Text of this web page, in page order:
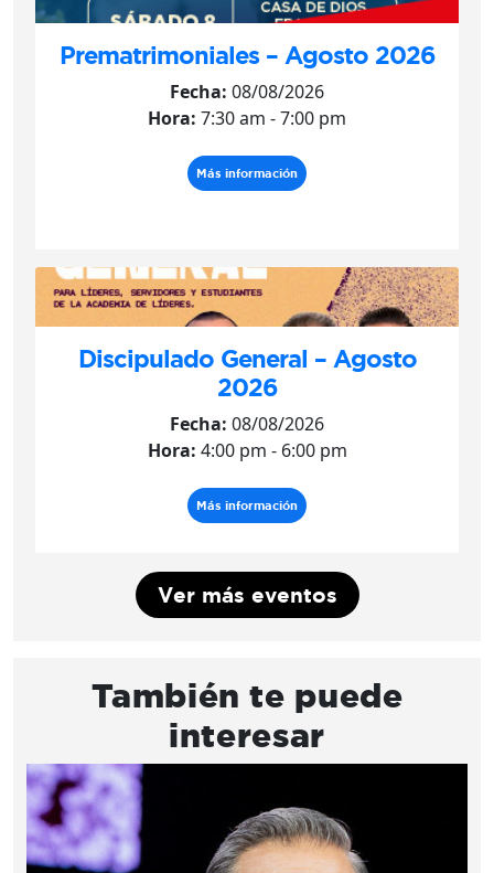
Prematrimoniales – Agosto 2026
Fecha: 08/08/2026
Hora: 7:30 am - 7:00 pm
Más información
Discipulado General – Agosto
2026
Fecha: 08/08/2026
Hora: 4:00 pm - 6:00 pm
Más información
Ver más eventos
También te puede
interesar